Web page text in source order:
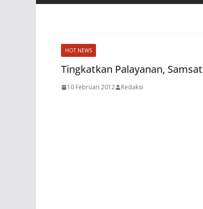
HOT NEWS
Tingkatkan Palayanan,
10 Februari 2012 Redaksi